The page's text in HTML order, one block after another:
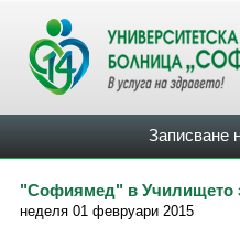
Записване
"Софиямед" в Училището
неделя 01 февруари 2015